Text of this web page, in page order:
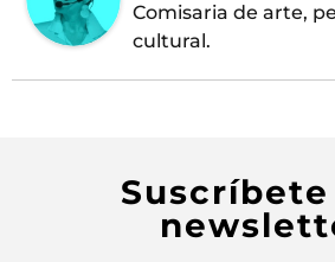
Comisaria de arte,
cultural.
Suscríbete